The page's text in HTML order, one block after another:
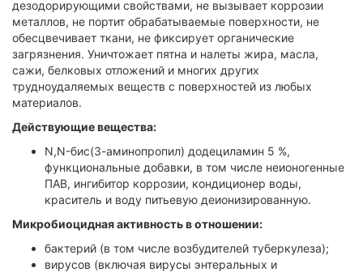
дезодорирующими свойствами, не вызывает коррозии
металлов, не портит обрабатываемые поверхности, не
обесцвечивает ткани, не фиксирует органические
загрязнения. Уничтожает пятна и налеты жира, масла,
сажи, белковых отложений и многих других
трудноудаляемых веществ с поверхностей из любых
материалов.
Действующие вещества:
N,N-бис(3-аминопропил) додециламин 5 %,
функциональные добавки, в том числе неионогенные
ПАВ, ингибитор коррозии, кондиционер воды,
краситель и воду питьевую деионизированную.
Микробиоцидная активность в отношении:
бактерий (в том числе возбудителей туберкулеза);
вирусов (включая вирусы энтеральных и